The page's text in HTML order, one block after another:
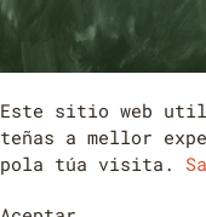
Este sitio web
teñas a mellor
pola túa visita.